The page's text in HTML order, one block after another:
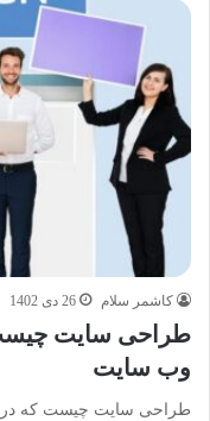
کاشمر سلام 26 دی 1402
طراحی سایت
وب سایت
طراحی سایت چیست که در